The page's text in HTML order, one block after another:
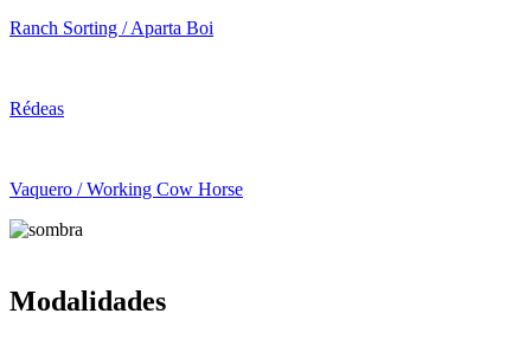
Ranch Sorting / Aparta Boi
Rédeas
Vaquero / Working Cow Horse
Modalidades